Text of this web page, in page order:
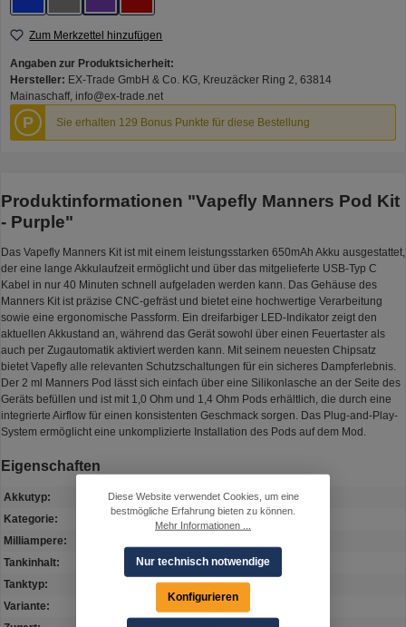
Zum Merkzettel hinzufügen
Angaben zur Produktsicherheit:
Hersteller: EX-Trade GmbH & Co. KG, Kreuzäcker Ring 2, 63814
Mainaschaff, info@ex-trade.net
P Sie erhalten 129 Bonus Punkte für diese Bestellung
Produktinformationen "Vapefly Manners Pod Kit
- Purple"
Das Vapefly Manners Kit ist mit einem leistungsstarken 650mAh Akku ausgestattet,
der eine lange Akkulaufzeit ermöglicht und über das mitgelieferte USB-Typ C
Kabel in nur 40 Minuten schnell aufgeladen werden kann. Das Gehäuse des
Manners Kit ist präzise CNC-gefräst und bietet eine hochwertige Verarbeitung
sowie eine ergonomische Passform. Ein dreifarbiger LED-Indikator zeigt den
aktuellen Akkustand an, während das Gerät sowohl über einen Feuertaster als
auch per Zugautomatik aktiviert werden kann. Mit seinem neuesten Chipsatz
bietet Vapefly alle relevanten Schutzschaltungen für ein sicheres Dampferlebnis.
Der 2 ml Manners Pod lässt sich einfach über eine Silikonlasche an der Seite des
Geräts befüllen und ist mit 1,0 Ohm und 1,4 Ohm Pods erhältlich, die durch eine
integrierte Airflow für einen konsistenten Geschmack sorgen. Das Plug-and-Play-
System ermöglicht eine unkomplizierte Installation des Pods auf dem Mod.
Eigenschaften
Akkutyp:
Verbaute Zelle
Kategorie:
Podsystem
Milliampere:
Tankinhalt:
2 ml
Tanktyp:
Pod
Variante:
Purple
Diese Website verwendet Cookies, um eine
bestmögliche Erfahrung bieten zu können.
Mehr Informationen ...
Nur technisch notwendige
Konfigurieren